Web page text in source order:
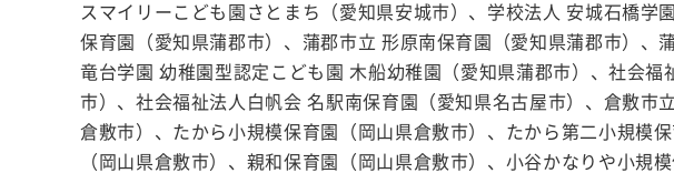
スマイリーこども園さとまち（愛知県安城市）、学校法人 安城石橋
保育園（愛知県蒲郡市）、蒲郡市立 形原南保育園（愛知県蒲郡市）、
竜台学園 幼稚園型認定こども園 木船幼稚園（愛知県蒲郡市）、社会
市）、社会福祉法人白帆会 名駅南保育園（愛知県名古屋市）、倉敷
倉敷市）、たから小規模保育園（岡山県倉敷市）、たから第二小規模
（岡山県倉敷市）、親和保育園（岡山県倉敷市）、小谷かなりや小